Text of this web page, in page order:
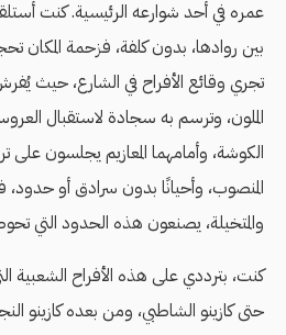
عمره في أحد شوارعه الرئيسية. كنت
بين روادها، بدون كلفة، فزحمة
تجري وقائع الأفراح في الشارع، حيث
الملون، وترسم به سجادة لاستقبال
الكوشة، وأمامهما المعازيم يجلسون على
المنصوب، وأحيانًا بدون سرادق أو حدود،
والمتخيلة، يصنعون هذه الحدود التي
كنت، بترددي على هذه الأفراح الشعبية
حتى كازينو الشاطبي، ومن بعده كازينو